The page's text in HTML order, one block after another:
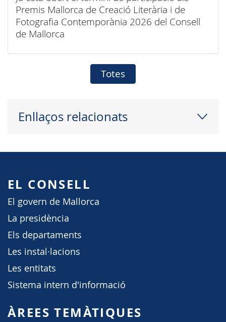
Premis Mallorca de Creació Literària i de
Fotografia Contemporània 2026 del Consell
de Mallorca
Totes
Enllaços relacionats
EL CONSELL
El govern de Mallorca
La presidència
Els departaments
Les instal·lacions
Les entitats
Sistema intern d'informació
ÀREES TEMÀTIQUES